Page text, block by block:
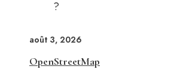
août 3, 2026
OpenStreetMap